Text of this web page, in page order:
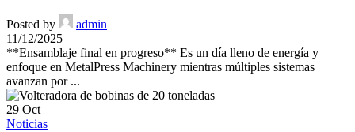
Posted by
admin
11/12/2025
**Ensamblaje final en progreso** Es un día lleno de energía y
enfoque en MetalPress Machinery mientras múltiples sistemas
avanzan por ...
29 Oct
Noticias